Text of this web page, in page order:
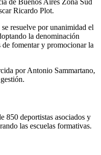
Ricardo Plot.
resuelve por unanimidad el
la denominación
fomentar y promocionar la
por Antonio Sammartano,
850 deportistas asociados y
las escuelas formativas.